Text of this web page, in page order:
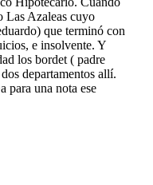
Las Azaleas cuyo
que terminó con
e insolvente. Y
los bordet ( padre
departamentos allí.
para una nota ese